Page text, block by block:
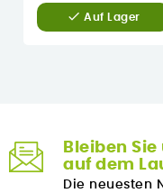
 Auf Lager
Bleiben
auf dem
Die neuesten